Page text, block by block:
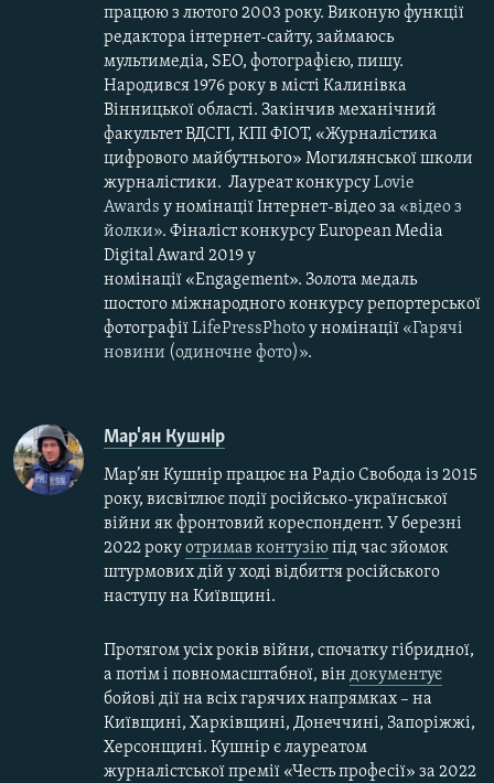
працюю з лютого 2003 року. Виконую функції
редактора інтернет-сайту, займаюсь
мультимедіа, SEO, фотографією, пишу.
Народився 1976 року в місті Калинівка
Вінницької області. Закінчив механічний
факультет ВДСГІ, КПІ ФІОТ, «Журналістика
цифрового майбутнього» Могилянської школи
журналістики. Лауреат конкурсуLovie
Awards у номінації Інтернет-відео за «​відео з
йолки». Фіналіст конкурсу European Media
Digital Award 2019 у
номінації «Engagement». Золота медаль
шостого міжнародного конкурсу репортерської
фотографіїLifePressPhotoу номінації «Гарячі
новини (одиночне фото)».
Мар'ян Кушнір
Мар’ян Кушнір працює на Радіо Свобода із 2015
року, висвітлює події російсько-української
війни як фронтовий кореспондент. У березні
2022 рокуотримав контузіюпід час зйомок
штурмових дій у ході відбиття російського
наступу на Київщині.
Протягом усіх років війни, спочатку гібридної,
а потім і повномасштабної, він документує
бойові дії на всіх гарячих напрямках – на
Київщині, Харківщині, Донеччині, Запоріжжі,
Херсонщині. Кушнір є лауреатом
журналістської премії «Честь професії» за 2022